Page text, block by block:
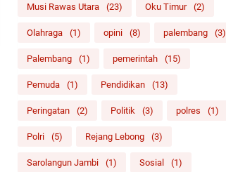
Musi Rawas Utara (23) Oku Timur (2)
Olahraga (1) opini (8) palembang (3)
Palembang (1) pemerintah (15)
Pemuda (1) Pendidikan (13)
Peringatan (2) Politik (3) polres (1)
Polri (5) Rejang Lebong (3)
Sarolangun Jambi (1) Sosial (1)